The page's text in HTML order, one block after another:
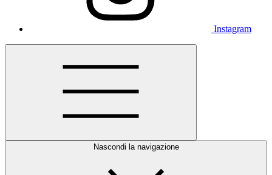
Instagram
Nascondi la navigazione